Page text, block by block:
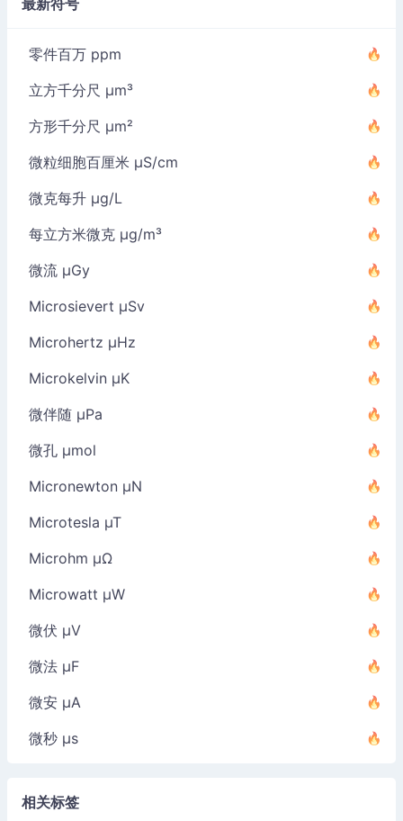
最新符号
零件百万 ppm
立方千分尺 µm³
方形千分尺 µm²
微粒细胞百厘米 µS/cm
微克每升 µg/L
每立方米微克 µg/m³
微流 µGy
Microsievert µSv
Microhertz µHz
Microkelvin µK
微伴随 µPa
微孔 µmol
Micronewton µN
Microtesla µT
Microhm µΩ
Microwatt µW
微伏 µV
微法 µF
微安 µA
微秒 µs
相关标签